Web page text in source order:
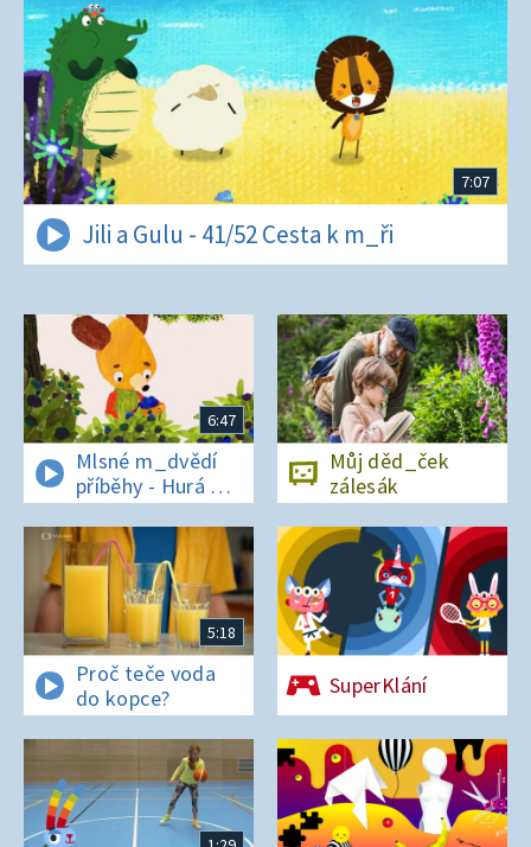
7:07
Jili a Gulu - 41/52 Cesta k m_ři
6:47
Mlsné m_dvědí
příběhy - Hurá na
bor_vky
Můj děd_ček
zálesák
5:18
Proč teče voda
do kopce?
SuperKlání